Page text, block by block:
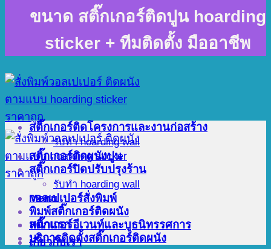
ขนาด สติ๊กเกอร์ติดปูน hoarding
sticker + ทีมติดตั้ง มืออาชีพ
Menu
หน้าแรก
เกี่ยวกับเรา
สติ๊กเกอร์ติดโครงการและงานก่อสร้าง
รับทำ hoarding wall
สติ๊กเกอร์ติดผนังปูน
สติ๊กเกอร์ปิดปรับปรุงร้าน
รับทำ hoarding wall
วอลเปเปอร์สั่งพิมพ์
พิมพ์สติ๊กเกอร์ติดผนัง
สติ๊กเกอร์อีเวนท์และบูธนิทรรศการ
บริการติดตั้งสติ๊กเกอร์ติดผนัง